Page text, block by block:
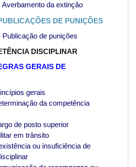
Averbamento da extinção
DE PUNIÇÕES
Publicação de punições
DISCIPLINAR
GERAIS DE
gerais
da competência
de posto superior
em trânsito
ou insuficiência de